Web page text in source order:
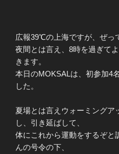
広報39℃の上海ですが、ぜっ
夜間とは言え、8時を過ぎて
きます。
本日のMOKSALは、初参加4
した。
夏場とは言えウォーミングア
し、引き延ばして、
体にこれから運動をするぞと
んの号令の下、